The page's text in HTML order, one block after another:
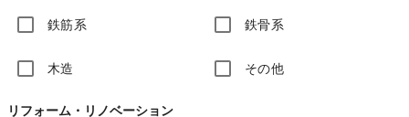
鉄筋系 鉄骨系
木造 その他
リフォーム・リノベーション